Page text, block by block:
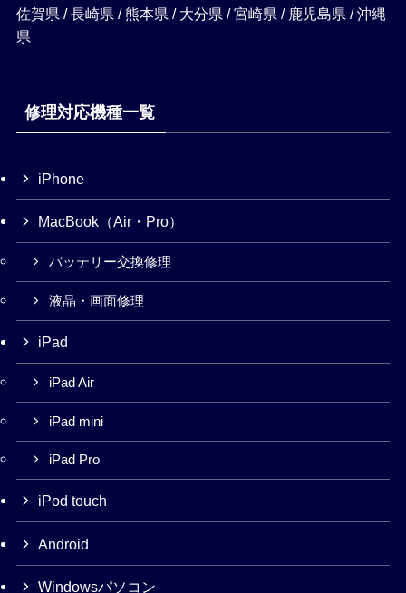
佐賀県 / 長崎県 / 熊本県 / 大分県 / 宮崎県 / 鹿児島県 / 沖縄
県
修理対応機種一覧
iPhone
MacBook（Air・Pro）
バッテリー交換修理
液晶・画面修理
iPad
iPad Air
iPad mini
iPad Pro
iPod touch
Android
Windowsパソコン